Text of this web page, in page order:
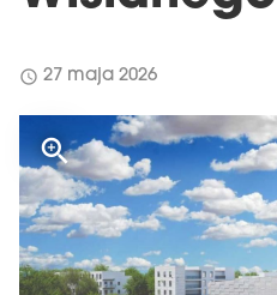
schedule 27 maja 2026